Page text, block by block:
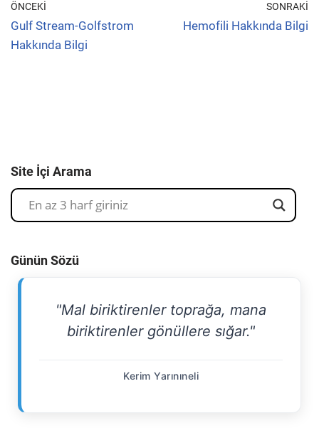
ÖNCEKI
Gulf Stream-Golfstrom
Hakkında Bilgi
SONRAKI
Hemofili Hakkında Bilgi
Site İçi Arama
Günün Sözü
"Mal biriktirenler toprağa, mana
biriktirenler gönüllere sığar."
Kerim Yarınıneli